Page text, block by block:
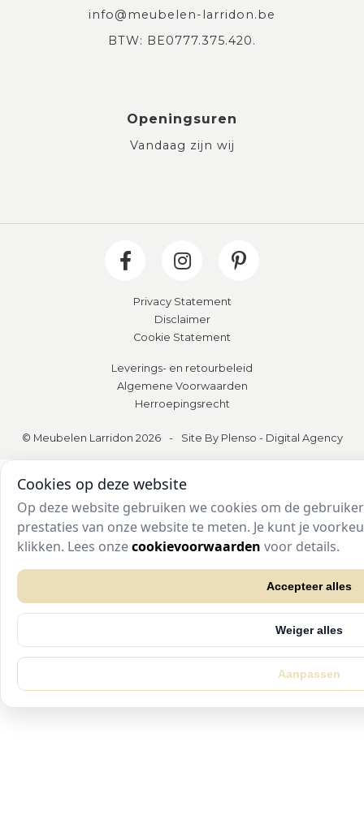
info@meubelen-larridon.be
BTW: BE0777.375.420.
Openingsuren
Vandaag zijn wij
Privacy Statement
Disclaimer
Cookie Statement
Leverings- en retourbeleid
Algemene Voorwaarden
Herroepingsrecht
© Meubelen Larridon 2026 - Site By Plenso - Digital Agency
Cookies op deze website
Op deze website gebruiken we cookies om de
prestaties van onze website te meten. Je kunt je
klikken. Lees onzecookievoorwaarden voor details.
Accepteer alles
Weiger alles
Aanpassen